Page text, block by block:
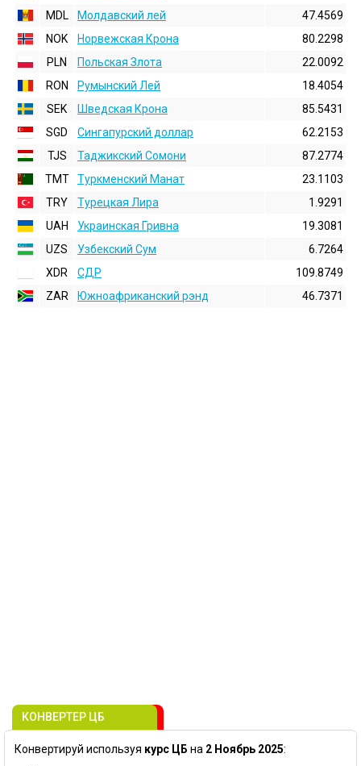
MDL
Молдавский лей
47.4569
NOK
Норвежская Крона
80.2298
PLN
Польская Злота
22.0092
RON
Румынский Лей
18.4054
SEK
Шведская Крона
85.5431
SGD
Сингапурский доллар
62.2153
TJS
Таджикский Сомони
87.2774
TMT
Туркменский Манат
23.1103
TRY
Турецкая Лира
1.9291
UAH
Украинская Гривна
19.3081
UZS
Узбекский Сум
6.7264
XDR
СДР
109.8749
ZAR
Южноафриканский рэнд 46.7371
КОНВЕРТЕР ЦБ
Конвертируй используя курс ЦБ на 2 Ноябрь 2025: